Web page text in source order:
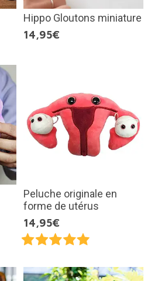
Hippo Gloutons miniature
14,95€
Peluche originale en
forme de utérus
14,95€